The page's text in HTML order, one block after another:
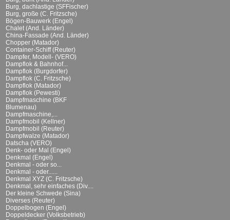
Burg, dachlastige (SFFischer)
Burg, große (C. Fritzsche)
Bögen-Bauwerk (Engel)
Chalet (And. Länder)
China-Fassade (And. Länder)
Chopper (Matador)
Container-Schiff (Reuter)
Dampfer, Modell- (VERO)
Dampflok & Bahnhof...
Dampflok (Burgdorfer)
Dampflok (C. Fritzsche)
Dampflok (Matador)
Dampflok (Pewesti)
Dampfmaschine (BKF
Blumenau)
Dampfmaschine,...
Dampfmobil (Kellner)
Dampfmobil (Reuter)
Dampfwalze (Matador)
Datscha (VERO)
Denk- oder Mal (Engel)
Denkmal (Engel)
Denkmal - oder so...
Denkmal - oder......
Denkmal XYZ (C. Fritzsche)
Denkmal, sehr einfaches (Div....
Der kleine Schwede (Sina)
Diverses (Reuter)
Doppelbogen (Engel)
Doppeldecker (Volksbetrieb)